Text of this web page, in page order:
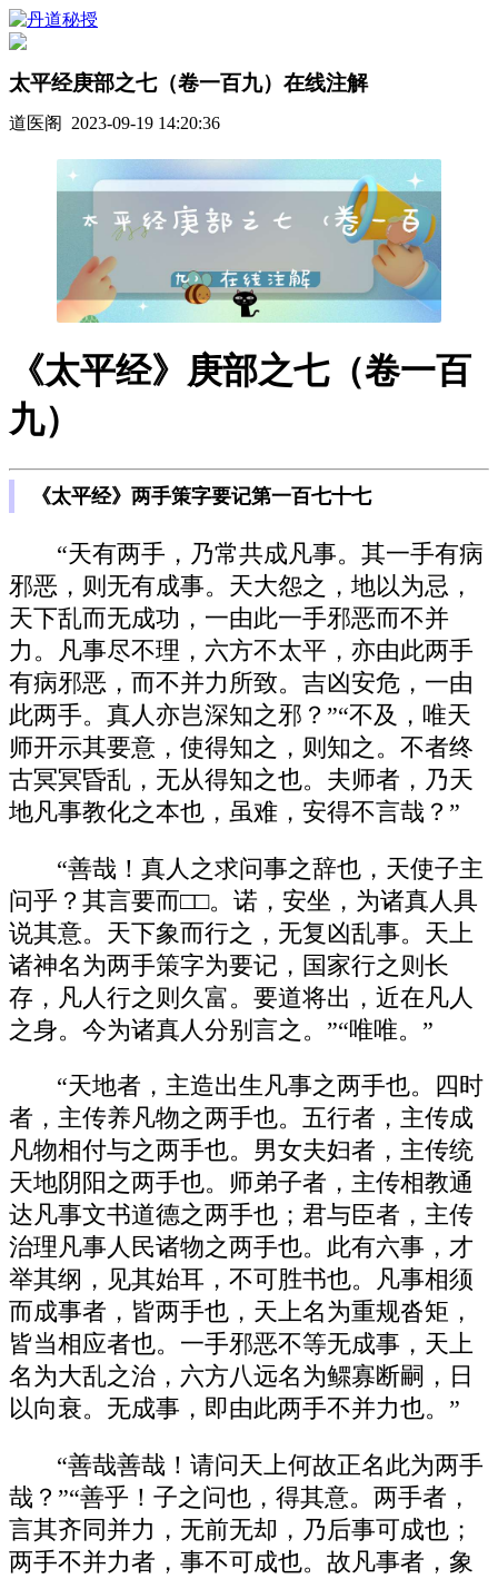
太平经庚部之七（卷一百九）在线注解
道医阁 2023-09-19 14:20:36
《太平经》庚部之七（卷一百
九）
《太平经》两手策字要记第一百七十七
“天有两手，乃常共成凡事。其一手有病
邪恶，则无有成事。天大怨之，地以为忌，
天下乱而无成功，一由此一手邪恶而不并
力。凡事尽不理，六方不太平，亦由此两手
有病邪恶，而不并力所致。吉凶安危，一由
此两手。真人亦岂深知之邪？”“不及，唯天
师开示其要意，使得知之，则知之。不者终
古冥冥昏乱，无从得知之也。夫师者，乃天
地凡事教化之本也，虽难，安得不言哉？”
“善哉！真人之求问事之辞也，天使子主
问乎？其言要而□□。诺，安坐，为诸真人具
说其意。天下象而行之，无复凶乱事。天上
诸神名为两手策字为要记，国家行之则长
存，凡人行之则久富。要道将出，近在凡人
之身。今为诸真人分别言之。”“唯唯。”
“天地者，主造出生凡事之两手也。四时
者，主传养凡物之两手也。五行者，主传成
凡物相付与之两手也。男女夫妇者，主传统
天地阴阳之两手也。师弟子者，主传相教通
达凡事文书道德之两手也；君与臣者，主传
治理凡事人民诸物之两手也。此有六事，才
举其纲，见其始耳，不可胜书也。凡事相须
而成事者，皆两手也，天上名为重规沓矩，
皆当相应者也。一手邪恶不等无成事，天上
名为大乱之治，六方八远名为鳏寡断嗣，日
以向衰。无成事，即由此两手不并力也。”
“善哉善哉！请问天上何故正名此为两手
哉？”“善乎！子之问也，得其意。两手者，
言其齐同并力，无前无却，乃后事可成也；
两手不并力者，事不可成也。故凡事者，象